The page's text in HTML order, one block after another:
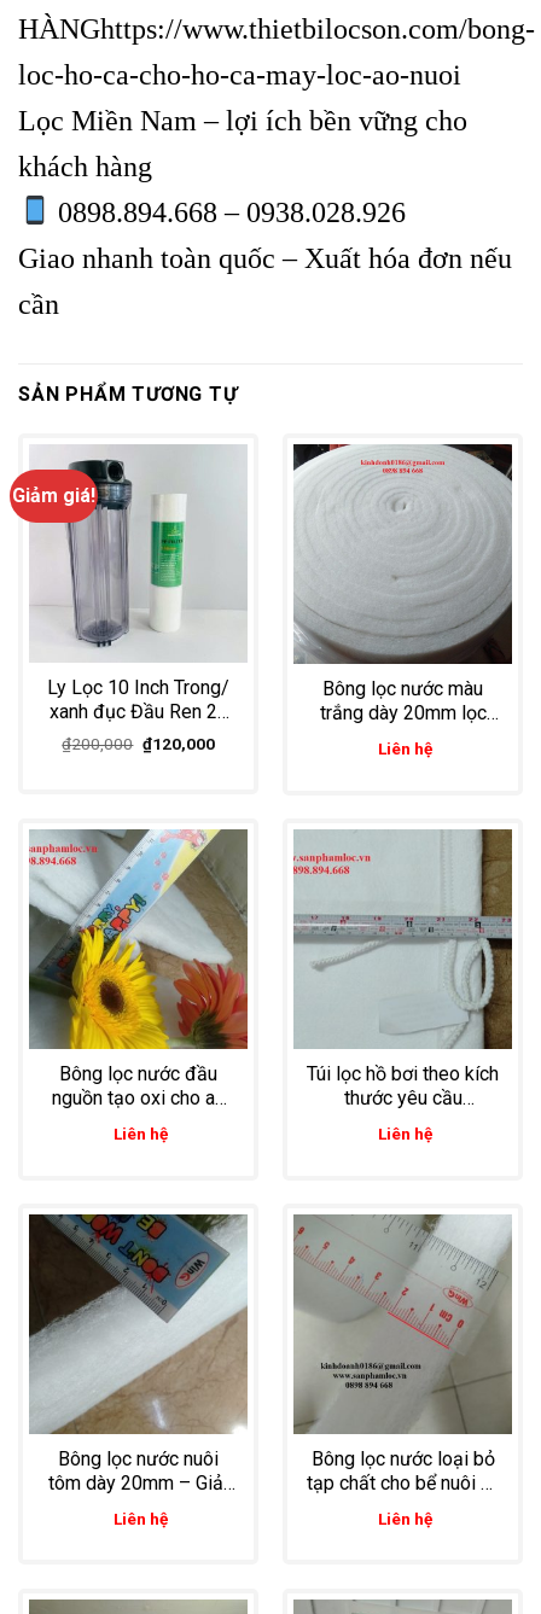
HÀNGhttps://www.thietbilocson.com/bong-
loc-ho-ca-cho-ho-ca-may-loc-ao-nuoi
Lọc Miền Nam – lợi ích bền vững cho
khách hàng
0898.894.668 – 0938.028.926
Giao nhanh toàn quốc – Xuất hóa đơn nếu
cần
SẢN PHẨM TƯƠNG TỰ
Giảm giá!
Ly Lọc 10 Inch Trong/
xanh đục Đầu Ren 21
Lọc Nước Sinh Hoạt,
Nước Uống
₫200,000 Giá
gốc
₫120,000Giá
Bông lọc nước màu
trắng dày 20mm lọc
nước đầu vào và nước
thải đầu ra cho ao nuôi
Liên hệ
Bông lọc nước đầu
nguồn tạo oxi cho ao
nuôi tôm dày 10mm
kích thước cuộn bông
Liên hệ
Túi lọc hồ bơi theo kích
thước yêu cầu
33*35cm
Liên hệ
Bông lọc nước nuôi
tôm dày 20mm – Giải
pháp hiệu quả trong lọc
nước nuôi trồng thủy
Liên hệ
Bông lọc nước loại bỏ
tạp chất cho bể nuôi cá
giống tiêu chuẩn G4
dày 20mm
Liên hệ